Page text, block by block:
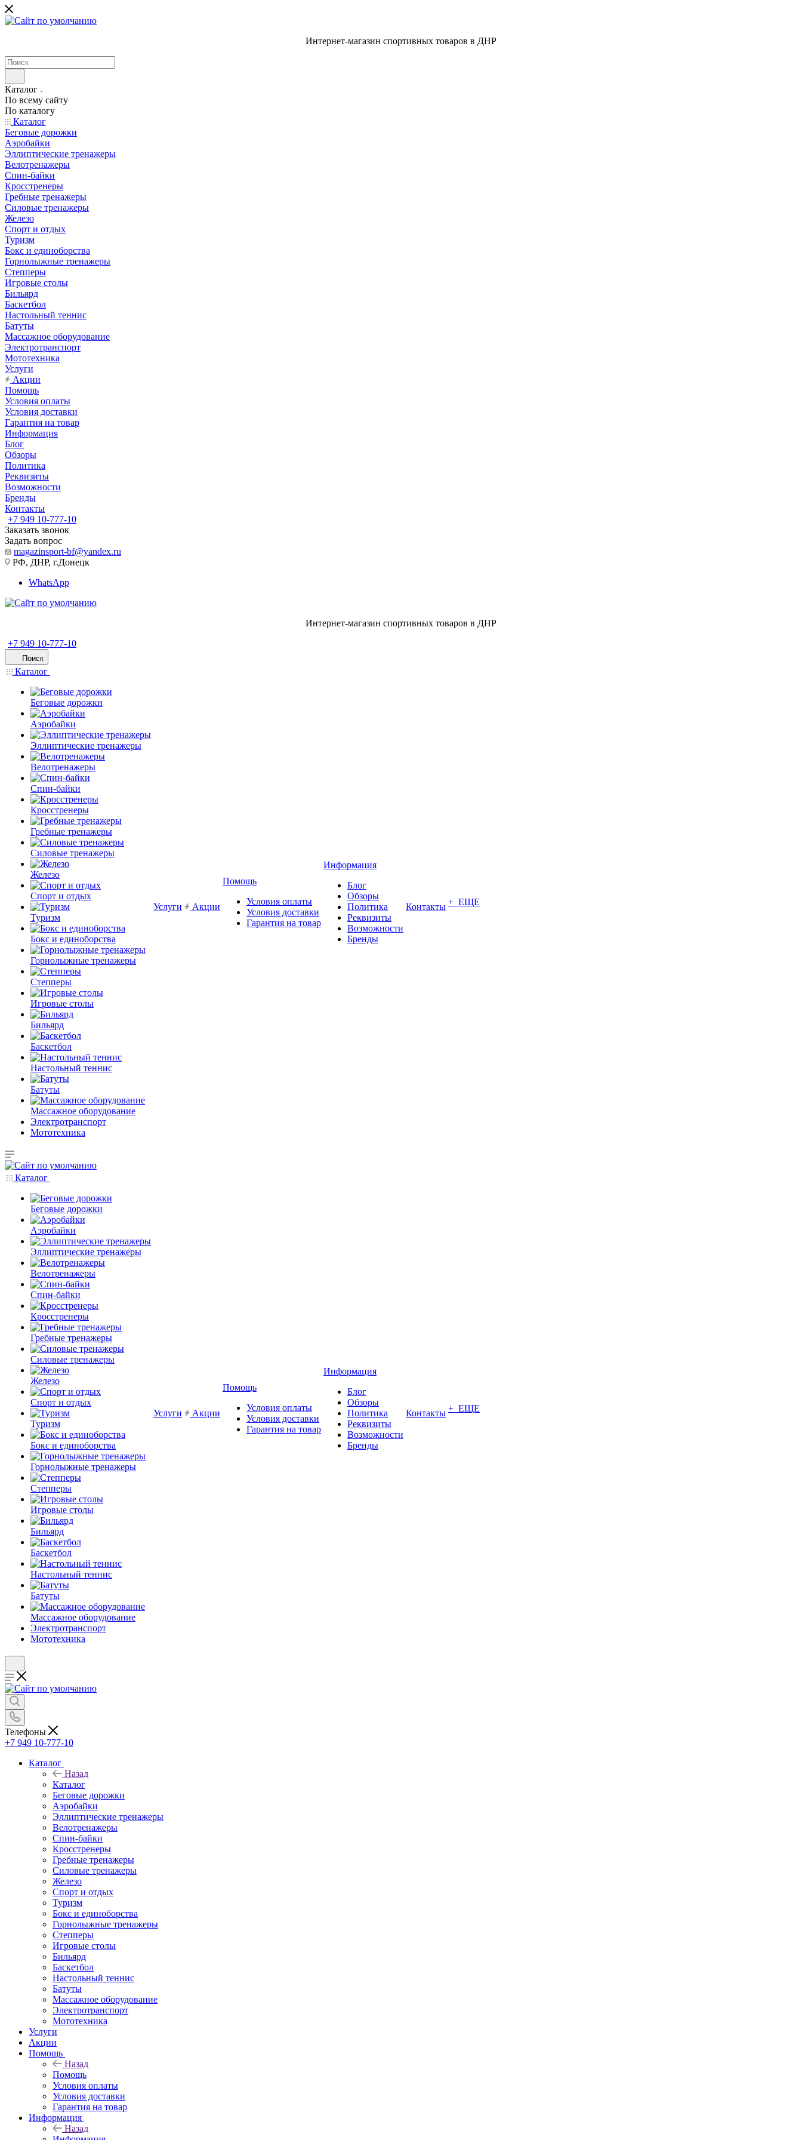
Интернет-магазин спортивных товаров в ДНР
Каталог
По всему сайту
По каталогу
Каталог
Беговые дорожки
Аэробайки
Эллиптические тренажеры
Велотренажеры
Спин-байки
Кросстренеры
Гребные тренажеры
Силовые тренажеры
Железо
Спорт и отдых
Туризм
Бокс и единоборства
Горнолыжные тренажеры
Степперы
Игровые столы
Бильярд
Баскетбол
Настольный теннис
Батуты
Массажное оборудование
Электротранспорт
Мототехника
Услуги
Акции
Помощь
Условия оплаты
Условия доставки
Гарантия на товар
Информация
Блог
Обзоры
Политика
Реквизиты
Возможности
Бренды
Контакты
+7 949 10-777-10
Заказать звонок
Задать вопрос
magazinsport-bf@yandex.ru
РФ, ДНР, г.Донецк
WhatsApp
Интернет-магазин спортивных товаров в ДНР
+7 949 10-777-10
Поиск
Каталог
Беговые дорожки
Аэробайки
Эллиптические тренажеры
Велотренажеры
Спин-байки
Кросстренеры
Гребные тренажеры
Силовые тренажеры
Железо
Спорт и отдых
Туризм
Бокс и единоборства
Горнолыжные тренажеры
Степперы
Игровые столы
Бильярд
Баскетбол
Настольный теннис
Батуты
Массажное оборудование
Электротранспорт
Мототехника
Услуги Акции
Помощь
Условия оплаты
Условия доставки
Гарантия на товар
Информация
Блог
Обзоры
Политика
Реквизиты
Возможности
Бренды
Контакты + ЕЩЕ
Каталог
Беговые дорожки
Аэробайки
Эллиптические тренажеры
Велотренажеры
Спин-байки
Кросстренеры
Гребные тренажеры
Силовые тренажеры
Железо
Спорт и отдых
Туризм
Бокс и единоборства
Горнолыжные тренажеры
Степперы
Игровые столы
Бильярд
Баскетбол
Настольный теннис
Батуты
Массажное оборудование
Электротранспорт
Мототехника
Услуги Акции
Помощь
Условия оплаты
Условия доставки
Гарантия на товар
Информация
Блог
Обзоры
Политика
Реквизиты
Возможности
Бренды
Контакты + ЕЩЕ
Телефоны
+7 949 10-777-10
Каталог
Назад
Каталог
Беговые дорожки
Аэробайки
Эллиптические тренажеры
Велотренажеры
Спин-байки
Кросстренеры
Гребные тренажеры
Силовые тренажеры
Железо
Спорт и отдых
Туризм
Бокс и единоборства
Горнолыжные тренажеры
Степперы
Игровые столы
Бильярд
Баскетбол
Настольный теннис
Батуты
Массажное оборудование
Электротранспорт
Мототехника
Услуги
Акции
Помощь
Назад
Помощь
Условия оплаты
Условия доставки
Гарантия на товар
Информация
Назад